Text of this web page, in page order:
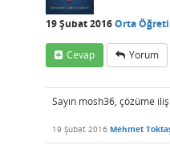
19 Şubat 2016Orta
Cevap Yorum
Sayın mosh36, çözüme
19 Şubat 2016 Mehmet